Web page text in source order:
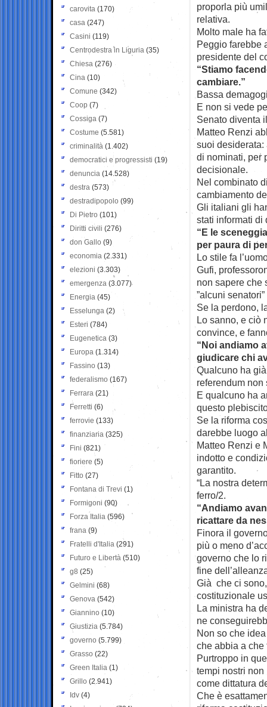
proporla più
relativa.
Molto male ha
Peggio farebbe
presidente del
“Stiamo
cambiare.”
Bassa
E non si vede
Senato diventa
Matteo Renzi
suoi
di nominati, per
decisionale.
Nel combinato
cambiamento
Gli italiani gli
stati informati di
“E le
per paura di
Lo stile fa
Gufi,
non sapere che
”alcuni
Se la perdono,
Lo sanno, e ciò
convince, e
“Noi andiamo
giudicare chi
Qualcuno ha
referendum
E qualcuno ha
questo
Se la riforma
darebbe luogo
Matteo Renzi e
indotto e
garantito.
“La nostra
ferro/2.
“Andiamo
ricattare da
Finora il
più o meno
governo che lo
fine
Già che ci
costituzionale
La ministra ha
ne
Non so che
che abbia a che
Purtroppo in
tempi nostri
come dittatura
Che è
carovita (170)
casa (247)
Casini (119)
Centrodestra in Liguria (35)
Chiesa (276)
Cina (10)
Comune (342)
Coop (7)
Cossiga (7)
Costume (5.581)
criminalità (1.402)
democratici e progressisti (19)
denuncia (14.528)
destra (573)
destradipopolo (99)
Di Pietro (101)
Diritti civili (276)
don Gallo (9)
economia (2.331)
elezioni (3.303)
emergenza (3.077)
Energia (45)
Esselunga (2)
Esteri (784)
Eugenetica (3)
Europa (1.314)
Fassino (13)
federalismo (167)
Ferrara (21)
Ferretti (6)
ferrovie (133)
finanziaria (325)
Fini (821)
fioriere (5)
Fitto (27)
Fontana di Trevi (1)
Formigoni (90)
Forza Italia (596)
frana (9)
Fratelli d'Italia (291)
Futuro e Libertà (510)
g8 (25)
Gelmini (68)
Genova (542)
Giannino (10)
Giustizia (5.784)
governo (5.799)
Grasso (22)
Green Italia (1)
Grillo (2.941)
Idv (4)